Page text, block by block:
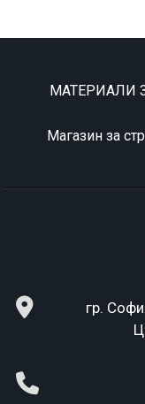
МАТЕРИАЛИ
Магазин за
гр.